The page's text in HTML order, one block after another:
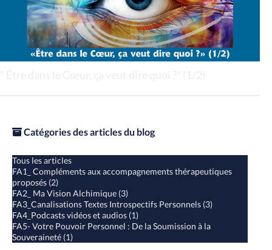
Catégories des articles du blog
Tous les articles
FA1_ Compléments aux accompagnements thérapeutiques
proposés (2)
FA2_ Ma Vision Alchimique (3)
FA3_Canalisations Textes Introspectifs Personnels (3)
FA4_Podcasts vidéos et audios (1)
FA5- Votre Pouvoir Personnel : De la Soumission à la
Souveraineté (1)